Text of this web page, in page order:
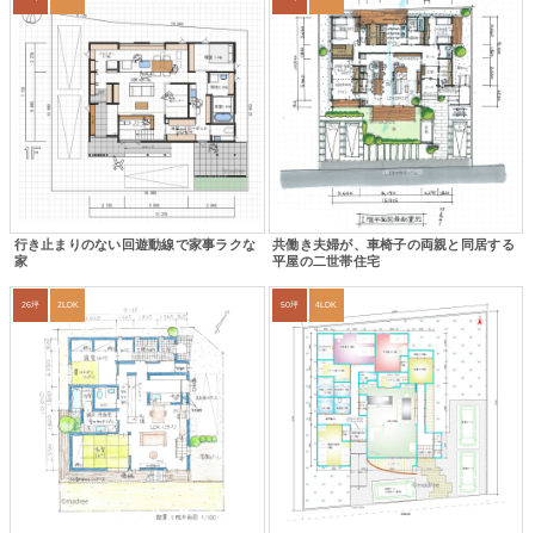
行き止まりのない回遊動線で家事ラクな
家
共働き夫婦が、車椅子の両親と同居する
平屋の二世帯住宅
26坪 2LDK 50坪 4LDK